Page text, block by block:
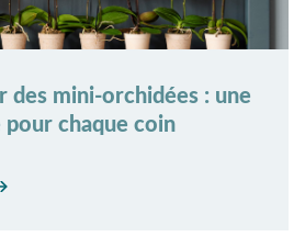
des mini-orchidées : une
chaque coin